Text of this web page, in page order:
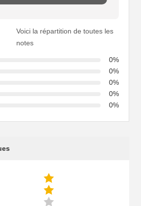
Voici la répartition de toutes les
notes
0%
0%
0%
0%
0%